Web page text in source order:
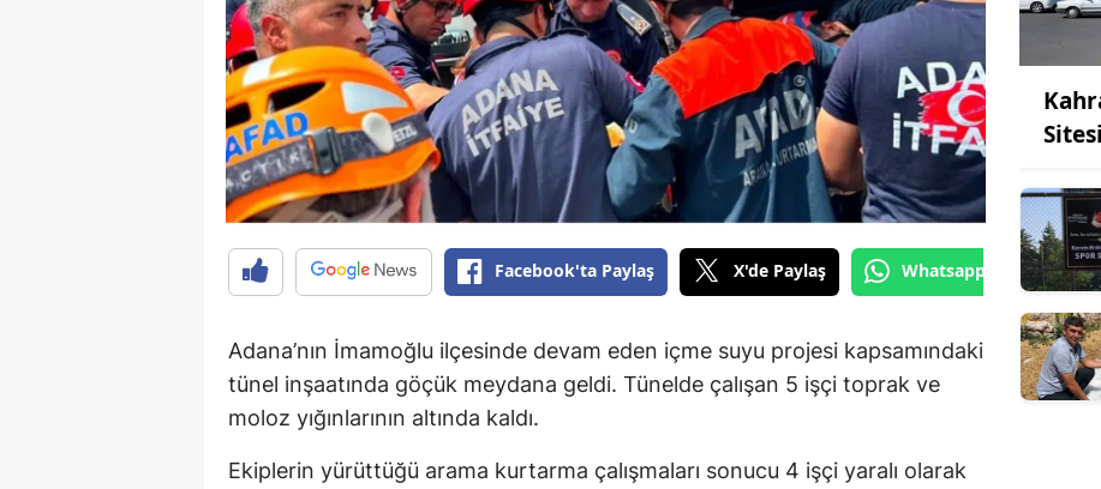
Facebook'ta Paylaş X'de Paylaş Whatsapp'tan Gönder
Adana’nın İmamoğlu ilçesinde devam eden içme suyu projesi kapsamındaki
tünel inşaatında göçük meydana geldi. Tünelde çalışan 5 işçi toprak ve
moloz yığınlarının altında kaldı.
Ekiplerin yürüttüğü arama kurtarma çalışmaları sonucu 4 işçi yaralı olarak